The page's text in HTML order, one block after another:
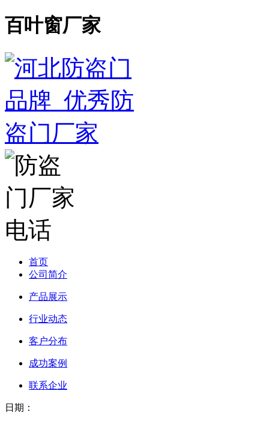
百叶窗厂家
首页
公司简介
产品展示
行业动态
客户分布
成功案例
联系企业
日期：